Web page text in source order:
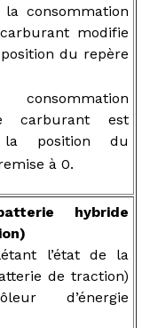
la consommation
modifie
du repère
carburant est
la position du
à 0.
hybride
l’état de la
de traction)
d’énergie